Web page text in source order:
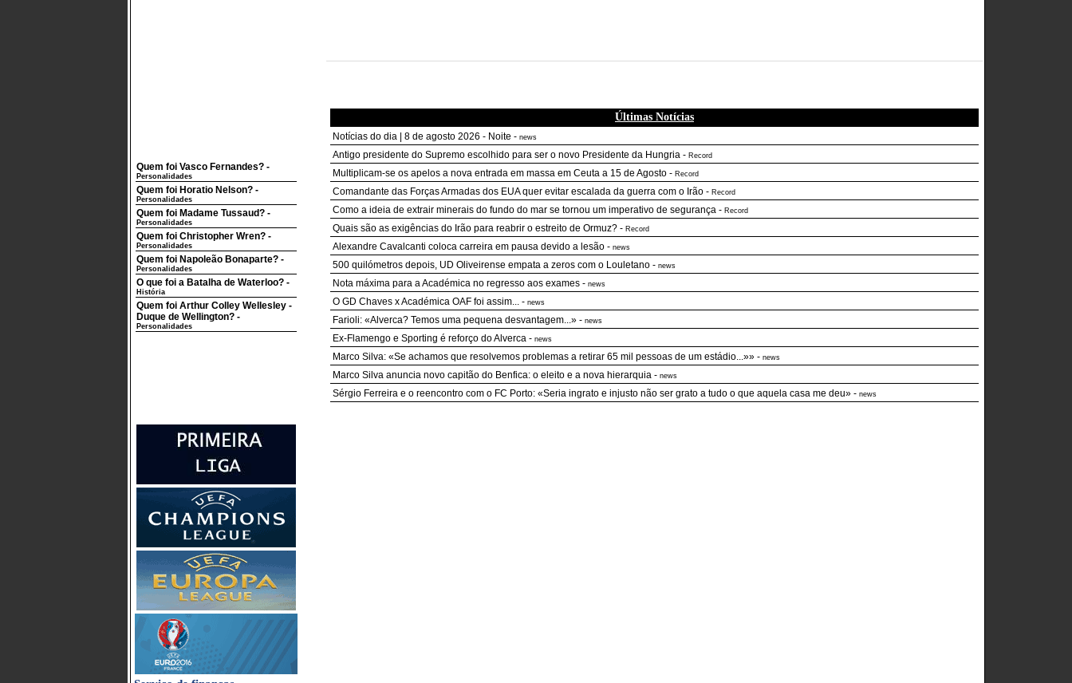
Quem foi Vasco Fernandes? -
Personalidades
Quem foi Horatio Nelson? -
Personalidades
Quem foi Madame Tussaud? -
Personalidades
Quem foi Christopher Wren? -
Personalidades
Quem foi Napoleão Bonaparte? -
Personalidades
O que foi a Batalha de Waterloo? -
História
Quem foi Arthur Colley Wellesley -
Duque de Wellington? -
Personalidades
Últimas Notícias
Notícias do dia | 8 de agosto 2026 - Noite - news
Antigo presidente do Supremo escolhido para ser o novo Presidente da Hungria - Record
Multiplicam-se os apelos a nova entrada em massa em Ceuta a 15 de Agosto - Record
Comandante das Forças Armadas dos EUA quer evitar escalada da guerra com o Irão - Record
Como a ideia de extrair minerais do fundo do mar se tornou um imperativo de segurança - Record
Quais são as exigências do Irão para reabrir o estreito de Ormuz? - Record
Alexandre Cavalcanti coloca carreira em pausa devido a lesão - news
500 quilómetros depois, UD Oliveirense empata a zeros com o Louletano - news
Nota máxima para a Académica no regresso aos exames - news
O GD Chaves x Académica OAF foi assim... - news
Farioli: «Alverca? Temos uma pequena desvantagem...» - news
Ex-Flamengo e Sporting é reforço do Alverca - news
Marco Silva: «Se achamos que resolvemos problemas a retirar 65 mil pessoas de um estádio...»» - news
Marco Silva anuncia novo capitão do Benfica: o eleito e a nova hierarquia - news
Sérgio Ferreira e o reencontro com o FC Porto: «Seria ingrato e injusto não ser grato a tudo o que aquela casa me deu» - news